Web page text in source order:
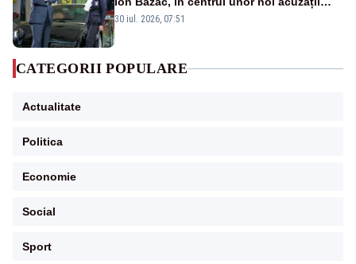
publice
30 iul. 2026, 07:51
CATEGORII POPULARE
Actualitate
Politica
Economie
Social
Sport